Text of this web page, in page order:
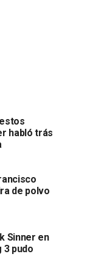
habló trás
de polvo
Sinner en
3 pudo